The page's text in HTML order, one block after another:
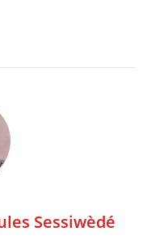
Sessiwèdé